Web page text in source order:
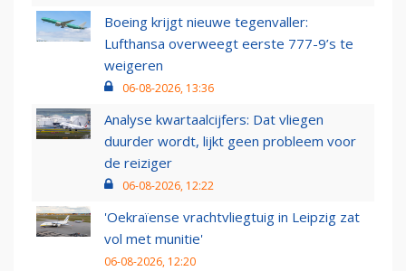
Boeing krijgt nieuwe tegenvaller:
Lufthansa overweegt eerste 777-9’s te
weigeren
06-08-2026, 13:36
Analyse kwartaalcijfers: Dat vliegen
duurder wordt, lijkt geen probleem voor
de reiziger
06-08-2026, 12:22
'Oekraïense vrachtvliegtuig in Leipzig zat
vol met munitie'
06-08-2026, 12:20